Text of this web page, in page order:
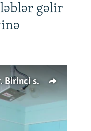
gəlir
50 min müəllim işini itirə bilər. Birinci sinfə gedənlər azalır